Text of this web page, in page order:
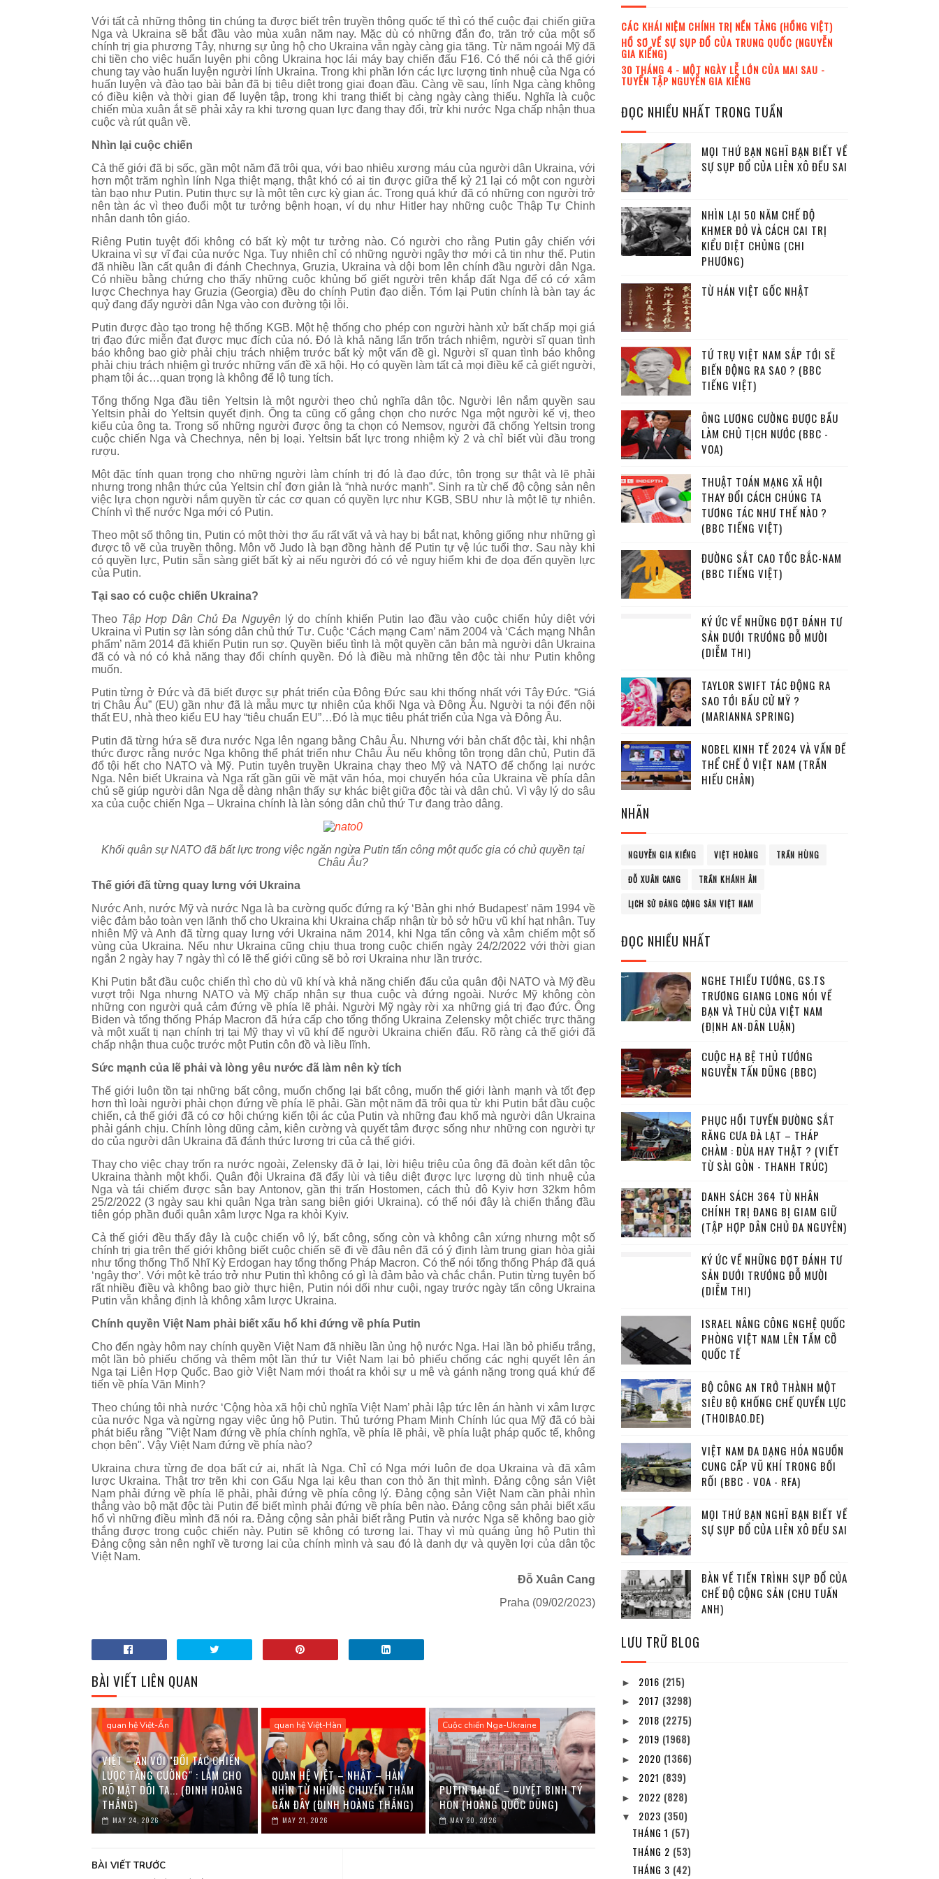
Với tất cả những thông tin chúng ta được biết trên truyền thông quốc tế thì có thể cuộc đại chiến giữa
Nga và Ukraina sẽ bắt đầu vào mùa xuân năm nay. Mặc dù có những đắn đo, trăn trở của một số
chính trị gia phương Tây, nhưng sự ủng hộ cho Ukraina vẫn ngày càng gia tăng. Từ năm ngoái Mỹ đã
chi tiền cho việc huấn luyện phi công Ukraina học lái máy bay chiến đấu F16. Có thể nói cả thế giới
chung tay vào huấn luyện người lính Ukraina. Trong khi phần lớn các lực lượng tinh nhuệ của Nga có
huấn luyện và đào tạo bài bản đã bị tiêu diệt trong giai đoạn đầu. Càng về sau, lính Nga càng không
có điều kiện và thời gian để luyện tập, trong khi trang thiết bị càng ngày càng thiếu. Nghĩa là cuộc
chiến mùa xuân ắt sẽ phải xảy ra khi tương quan lực đang thay đổi, trừ khi nước Nga chấp nhận thua
cuộc và rút quân về.
Nhìn lại cuộc chiến
Cả thế giới đã bị sốc, gần một năm đã trôi qua, với bao nhiêu xương máu của người dân Ukraina, với
hơn một trăm nghìn lính Nga thiệt mạng, thật khó có ai tin được giữa thế kỷ 21 lại có một con người
tàn bạo như Putin. Putin thực sự là một tên cực kỳ gian ác. Trong quá khứ đã có những con người trở
nên tàn ác vì theo đuổi một tư tưởng bệnh hoạn, ví dụ như Hitler hay những cuộc Thập Tự Chinh
nhân danh tôn giáo.
Riêng Putin tuyệt đối không có bất kỳ một tư tưởng nào. Có người cho rằng Putin gây chiến với
Ukraina vì sự vĩ đại của nước Nga. Tuy nhiên chỉ có những người ngây thơ mới cả tin như thế. Putin
đã nhiều lần cất quân đi đánh Chechnya, Gruzia, Ukraina và dội bom lên chính đầu người dân Nga.
Có nhiều bằng chứng cho thấy những cuộc khủng bố giết người trên khắp đất Nga để có cớ xâm
lược Chechnya hay Gruzia (Georgia) đều do chính Putin đạo diễn. Tóm lại Putin chính là bàn tay ác
quỷ đang đẩy người dân Nga vào con đường tội lỗi.
Putin được đào tạo trong hệ thống KGB. Một hệ thống cho phép con người hành xử bất chấp mọi giá
trị đạo đức miễn đạt được mục đích của nó. Đó là khả năng lẩn trốn trách nhiệm, người sĩ quan tình
báo không bao giờ phải chịu trách nhiệm trước bất kỳ một vấn đề gì. Người sĩ quan tình báo không
phải chịu trách nhiệm gì trước những vấn đề xã hội. Họ có quyền làm tất cả mọi điều kể cả giết người,
phạm tội ác…quan trọng là không để lộ tung tích.
Tổng thống Nga đầu tiên Yeltsin là một người theo chủ nghĩa dân tộc. Người lên nắm quyền sau
Yeltsin phải do Yeltsin quyết định. Ông ta cũng cố gắng chọn cho nước Nga một người kế vị, theo
kiểu của ông ta. Trong số những người được ông ta chọn có Nemsov, người đã chống Yeltsin trong
cuộc chiến Nga và Chechnya, nên bị loại. Yeltsin bất lực trong nhiệm kỳ 2 và chỉ biết vùi đầu trong
rượu.
Một đặc tính quan trọng cho những người làm chính trị đó là đạo đức, tôn trọng sự thật và lẽ phải
nhưng trong nhận thức của Yeltsin chỉ đơn giản là “nhà nước mạnh”. Sinh ra từ chế độ cộng sản nên
việc lựa chọn người nắm quyền từ các cơ quan có quyền lực như KGB, SBU như là một lẽ tự nhiên.
Chính vì thế nước Nga mới có Putin.
Theo một số thông tin, Putin có một thời thơ ấu rất vất vả và hay bị bắt nạt, không giống như những gì
được tô vẽ của truyền thông. Môn võ Judo là bạn đồng hành để Putin tự vệ lúc tuổi thơ. Sau này khi
có quyền lực, Putin sẵn sàng giết bất kỳ ai nếu người đó có vẻ nguy hiểm khi đe dọa đến quyền lực
của Putin.
Tại sao có cuộc chiến Ukraina?
Theo Tập Hợp Dân Chủ Đa Nguyênlý do chính khiến Putin lao đầu vào cuộc chiến hủy diệt với
Ukraina vì Putin sợ làn sóng dân chủ thứ Tư. Cuộc ‘Cách mạng Cam’ năm 2004 và ‘Cách mạng Nhân
phẩm’ năm 2014 đã khiến Putin run sợ. Quyền biểu tình là một quyền căn bản mà người dân Ukraina
đã có và nó có khả năng thay đổi chính quyền. Đó là điều mà những tên độc tài như Putin không
muốn.
Putin từng ở Đức và đã biết được sự phát triển của Đông Đức sau khi thống nhất với Tây Đức. “Giá
trị Châu Âu” (EU) gần như đã là mẫu mực tự nhiên của khối Nga và Đông Âu. Người ta nói đến nội
thất EU, nhà theo kiểu EU hay “tiêu chuẩn EU”…Đó là mục tiêu phát triển của Nga và Đông Âu.
Putin đã từng hứa sẽ đưa nước Nga lên ngang bằng Châu Âu. Nhưng với bản chất độc tài, khi nhận
thức được rằng nước Nga không thể phát triển như Châu Âu nếu không tôn trọng dân chủ, Putin đã
đổ tội hết cho NATO và Mỹ. Putin tuyên truyền Ukraina chạy theo Mỹ và NATO để chống lại nước
Nga. Nên biết Ukraina và Nga rất gần gũi về mặt văn hóa, mọi chuyển hóa của Ukraina về phía dân
chủ sẽ giúp người dân Nga dễ dàng nhận thấy sự khác biệt giữa độc tài và dân chủ. Vì vậy lý do sâu
xa của cuộc chiến Nga – Ukraina chính là làn sóng dân chủ thứ Tư đang trào dâng.
Khối quân sự NATO đã bất lực trong việc ngăn ngừa Putin tấn công một quốc gia có chủ quyền tại
Châu Âu?
Thế giới đã từng quay lưng với Ukraina
Nước Anh, nước Mỹ và nước Nga là ba cường quốc đứng ra ký ‘Bản ghi nhớ Budapest’ năm 1994 về
việc đảm bảo toàn vẹn lãnh thổ cho Ukraina khi Ukraina chấp nhận từ bỏ sở hữu vũ khí hạt nhân. Tuy
nhiên Mỹ và Anh đã từng quay lưng với Ukraina năm 2014, khi Nga tấn công và xâm chiếm một số
vùng của Ukraina. Nếu như Ukraina cũng chịu thua trong cuộc chiến ngày 24/2/2022 với thời gian
ngắn 2 ngày hay 7 ngày thì có lẽ thế giới cũng sẽ bỏ rơi Ukraina như lần trước.
Khi Putin bắt đầu cuộc chiến thì cho dù vũ khí và khả năng chiến đấu của quân đội NATO và Mỹ đều
vượt trội Nga nhưng NATO và Mỹ chấp nhận sự thua cuộc và đứng ngoài. Nước Mỹ không còn
những con người quả cảm đứng về phía lẽ phải. Người Mỹ ngày rời xa những giá trị đạo đức. Ông
Biden và tổng thống Pháp Macron đã hứa cấp cho tổng thống Ukraina Zelensky một chiếc trực thăng
và một xuất tị nạn chính trị tại Mỹ thay vì vũ khí để người Ukraina chiến đấu. Rõ ràng cả thế giới đã
chấp nhận thua cuộc trước một Putin côn đồ và liều lĩnh.
Sức mạnh của lẽ phải và lòng yêu nước đã làm nên kỳ tích
Thế giới luôn tồn tại những bất công, muốn chống lại bất công, muốn thế giới lành mạnh và tốt đẹp
hơn thì loài người phải chọn đứng về phía lẽ phải. Gần một năm đã trôi qua từ khi Putin bắt đầu cuộc
chiến, cả thế giới đã có cơ hội chứng kiến tội ác của Putin và những đau khổ mà người dân Ukraina
phải gánh chịu. Chính lòng dũng cảm, kiên cường và quyết tâm được sống như những con người tự
do của người dân Ukraina đã đánh thức lương tri của cả thế giới.
Thay cho việc chạy trốn ra nước ngoài, Zelensky đã ở lại, lời hiệu triệu của ông đã đoàn kết dân tộc
Ukraina thành một khối. Quân đội Ukraina đã đẩy lùi và tiêu diệt được lực lượng dù tinh nhuệ của
Nga và tái chiếm được sân bay Antonov, gần thị trấn Hostomen, cách thủ đô Kyiv hơn 32km hôm
25/2/2022 (3 ngày sau khi quân Nga tràn sang biên giới Ukraina). có thể nói đây là chiến thắng đầu
tiên góp phần đuổi quân xâm lược Nga ra khỏi Kyiv.
Cả thế giới đều thấy đây là cuộc chiến vô lý, bất công, sống còn và không cân xứng nhưng một số
chính trị gia trên thế giới không biết cuộc chiến sẽ đi về đâu nên đã có ý định làm trung gian hòa giải
như tổng thống Thổ Nhĩ Kỳ Erdogan hay tổng thống Pháp Macron. Có thể nói tổng thống Pháp đã quá
‘ngây thơ’. Với một kẻ tráo trở như Putin thì không có gì là đảm bảo và chắc chắn. Putin từng tuyên bố
rất nhiều điều và không bao giờ thực hiện, Putin nói dối như cuội, ngay trước ngày tấn công Ukraina
Putin vẫn khẳng định là không xâm lược Ukraina.
Chính quyền Việt Nam phải biết xấu hổ khi đứng về phía Putin
Cho đến ngày hôm nay chính quyền Việt Nam đã nhiều lần ủng hộ nước Nga. Hai lần bỏ phiếu trắng,
một lần bỏ phiếu chống và thêm một lần thứ tư Việt Nam lại bỏ phiếu chống các nghị quyết lên án
Nga tại Liên Hợp Quốc. Bao giờ Việt Nam mới thoát ra khỏi sự u mê và gánh nặng trong quá khứ để
tiến về phía Văn Minh?
Theo chúng tôi nhà nước ‘Cộng hòa xã hội chủ nghĩa Việt Nam’ phải lập tức lên án hành vi xâm lược
của nước Nga và ngừng ngay việc ủng hộ Putin. Thủ tướng Phạm Minh Chính lúc qua Mỹ đã có bài
phát biểu rằng "Việt Nam đứng về phía chính nghĩa, về phía lẽ phải, về phía luật pháp quốc tế, không
chọn bên". Vậy Việt Nam đứng về phía nào?
Ukraina chưa từng đe dọa bất cứ ai, nhất là Nga. Chỉ có Nga mới luôn đe dọa Ukraina và đã xâm
lược Ukraina. Thật trơ trẽn khi con Gấu Nga lại kêu than con thỏ ăn thịt mình. Đảng cộng sản Việt
Nam phải đứng về phía lẽ phải, phải đứng về phía công lý. Đảng cộng sản Việt Nam cần phải nhìn
thẳng vào bộ mặt độc tài Putin để biết mình phải đứng về phía bên nào. Đảng cộng sản phải biết xấu
hổ vì những điều mình đã nói ra. Đảng cộng sản phải biết rằng Putin và nước Nga sẽ không bao giờ
thắng được trong cuộc chiến này. Putin sẽ không có tương lai. Thay vì mù quáng ủng hộ Putin thì
Đảng cộng sản nên nghĩ về tương lai của chính mình và sau đó là danh dự và quyền lợi của dân tộc
Việt Nam.
Đỗ Xuân Cang
Praha (09/02/2023)
BÀI VIẾT LIÊN QUAN
quan hệ Việt-Ấn
VIỆT – ẤN VỚI "ĐỐI TÁC CHIẾN
LƯỢC TĂNG CƯỜNG" : LÀM CHO
RÕ MẶT ĐÔI TA... (ĐINH HOÀNG
THẮNG)
MAY 24, 2026
quan hệ Việt-Hàn
QUAN HỆ VIỆT – NHẬT – HÀN
NHÌN TỪ NHỮNG CHUYẾN THĂM
GẦN ĐÂY (ĐINH HOÀNG THẮNG)
MAY 21, 2026
Cuộc chiến Nga-Ukraine
PUTIN ĐẠI ĐẾ – DUYỆT BINH TÝ
HON (HOÀNG QUỐC DŨNG)
MAY 20, 2026
BÀI VIẾT TRƯỚC
CÁC KHÁI NIỆM CHÍNH TRỊ NỀN TẢNG (HỒNG VIỆT)
HỒ SƠ VỀ SỰ SỤP ĐỔ CỦA TRUNG QUỐC (NGUYỄN
GIA KIỂNG)
30 THÁNG 4 - MỘT NGÀY LỄ LỚN CỦA MAI SAU -
TUYỂN TẬP NGUYỄN GIA KIỂNG
ĐỌC NHIỀU NHẤT TRONG TUẦN
MỌI THỨ BẠN NGHĨ BẠN BIẾT VỀ
SỰ SỤP ĐỔ CỦA LIÊN XÔ ĐỀU SAI
NHÌN LẠI 50 NĂM CHẾ ĐỘ
KHMER ĐỎ VÀ CÁCH CAI TRỊ
KIỂU DIỆT CHỦNG (CHI
PHƯƠNG)
TỪ HÁN VIỆT GỐC NHẬT
TỨ TRỤ VIỆT NAM SẮP TỚI SẼ
BIẾN ĐỘNG RA SAO ? (BBC
TIẾNG VIỆT)
ÔNG LƯƠNG CƯỜNG ĐƯỢC BẦU
LÀM CHỦ TỊCH NƯỚC (BBC -
VOA)
THUẬT TOÁN MẠNG XÃ HỘI
THAY ĐỔI CÁCH CHÚNG TA
TƯƠNG TÁC NHƯ THẾ NÀO ?
(BBC TIẾNG VIỆT)
ĐƯỜNG SẮT CAO TỐC BẮC-NAM
(BBC TIẾNG VIỆT)
KÝ ỨC VỀ NHỮNG ĐỢT ĐÁNH TƯ
SẢN DƯỚI TRƯỚNG ĐỖ MƯỜI
(DIỄM THI)
TAYLOR SWIFT TÁC ĐỘNG RA
SAO TỚI BẦU CỬ MỸ ?
(MARIANNA SPRING)
NOBEL KINH TẾ 2024 VÀ VẤN ĐỀ
THỂ CHẾ Ở VIỆT NAM (TRẦN
HIẾU CHÂN)
NHÃN
NGUYỄN GIA KIỂNG VIỆT HOÀNG TRẦN HÙNG
ĐỖ XUÂN CANG TRẦN KHÁNH ÂN
LỊCH SỬ ĐẢNG CỘNG SẢN VIỆT NAM
ĐỌC NHIỀU NHẤT
NGHE THIẾU TƯỚNG, GS.TS
TRƯƠNG GIANG LONG NÓI VỀ
BẠN VÀ THÙ CỦA VIỆT NAM
(ĐỊNH AN-DÂN LUẬN)
CUỘC HẠ BỆ THỦ TƯỚNG
NGUYỄN TẤN DŨNG (BBC)
PHỤC HỒI TUYẾN ĐƯỜNG SẮT
RĂNG CƯA ĐÀ LẠT – THÁP
CHÀM : ĐÙA HAY THẬT ? (VIẾT
TỪ SÀI GÒN - THANH TRÚC)
DANH SÁCH 364 TÙ NHÂN
CHÍNH TRỊ ĐANG BỊ GIAM GIỮ
(TẬP HỢP DÂN CHỦ ĐA NGUYÊN)
KÝ ỨC VỀ NHỮNG ĐỢT ĐÁNH TƯ
SẢN DƯỚI TRƯỚNG ĐỖ MƯỜI
(DIỄM THI)
ISRAEL NÂNG CÔNG NGHỆ QUỐC
PHÒNG VIỆT NAM LÊN TẦM CỠ
QUỐC TẾ
BỘ CÔNG AN TRỞ THÀNH MỘT
SIÊU BỘ KHỐNG CHẾ QUYỀN LỰC
(THOIBAO.DE)
VIỆT NAM ĐA DẠNG HÓA NGUỒN
CUNG CẤP VŨ KHÍ TRONG BỐI
RỐI (BBC - VOA - RFA)
MỌI THỨ BẠN NGHĨ BẠN BIẾT VỀ
SỰ SỤP ĐỔ CỦA LIÊN XÔ ĐỀU SAI
BÀN VỀ TIẾN TRÌNH SỤP ĐỔ CỦA
CHẾ ĐỘ CỘNG SẢN (CHU TUẤN
ANH)
LƯU TRỮ BLOG
► 2016 (215)
► 2017 (3298)
► 2018 (2275)
► 2019 (1968)
► 2020 (1366)
► 2021 (839)
► 2022 (828)
▼ 2023 (350)
THÁNG 1 (57)
THÁNG 2 (53)
THÁNG 3 (42)